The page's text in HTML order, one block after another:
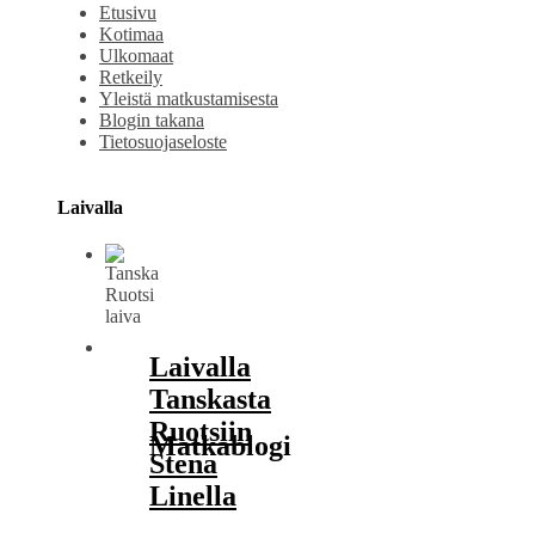
Etusivu
Kotimaa
Ulkomaat
Retkeily
Yleistä matkustamisesta
Blogin takana
Tietosuojaseloste
Laivalla
Laivalla
Tanskasta
Ruotsiin
Stena
Linella
Matkablogi